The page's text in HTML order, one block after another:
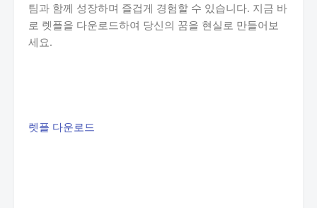
팀과 함께 성장하며 즐겁게 경험할 수 있습니다. 지금 바
로 렛플을 다운로드하여 당신의 꿈을 현실로 만들어보
세요.
렛플 다운로드